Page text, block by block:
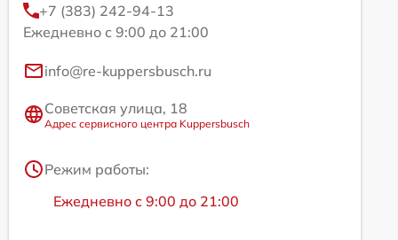
+7 (383) 242-94-13
Ежедневно с 9:00 до 21:00
info@re-kuppersbusch.ru
Советская улица, 18
Адрес сервисного центра Kuppersbusch
Режим работы:
Ежедневно с 9:00 до 21:00